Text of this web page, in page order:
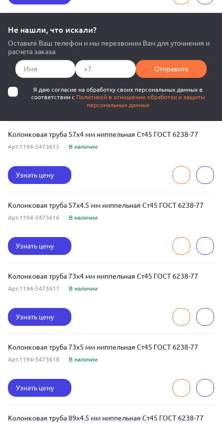
Не нашли, что искали?
Оставьте Ваш телефон и мы перезвоним Вам для уточнения и
расчета заказа
Отправить
Я даю согласие на обработку своих персональных данных в
соответствии с Политикой в отношении обработки и защиты
персональных данных
Колонковая труба 57x4 мм ниппельная Ст45 ГОСТ 6238-77
Арт.1194-5473615 В наличии
Узнать цену
Колонковая труба 57x4.5 мм ниппельная Ст45 ГОСТ 6238-77
Арт.1194-5473616 В наличии
Узнать цену
Колонковая труба 73x4 мм ниппельная Ст45 ГОСТ 6238-77
Арт.1194-5473617 В наличии
Узнать цену
Колонковая труба 73x5 мм ниппельная Ст45 ГОСТ 6238-77
Арт.1194-5473618 В наличии
Узнать цену
Колонковая труба 89x4.5 мм ниппельная Ст45 ГОСТ 6238-77